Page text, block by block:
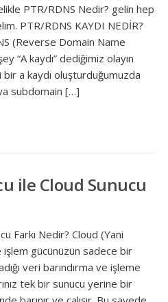
PTR/RDNS Nedir? gelin hep
PTR/RDNS KAYDI NEDİR?
(Reverse Domain Name
“A kaydı” dediğimiz olayın
a kaydı oluşturduğumuzda
subdomain […]
ile Cloud Sunucu
Farkı Nedir? Cloud (Yani
gücünüzün sadece bir
veri barındırma ve işleme
tek bir sunucu yerine bir